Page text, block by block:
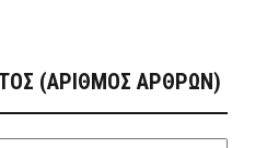
(ΑΡΙΘΜΟΣ ΑΡΘΡΩΝ)